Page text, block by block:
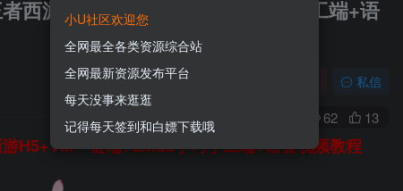
西游H5+VM一键端+Linux学习手工端+语
私信
62 13
H5+VM一键端+Linux学习手工端+语音视频教程
小U社区欢迎您
全网最全各类资源综合站
全网最新资源发布平台
每天没事来逛逛
记得每天签到和白嫖下载哦